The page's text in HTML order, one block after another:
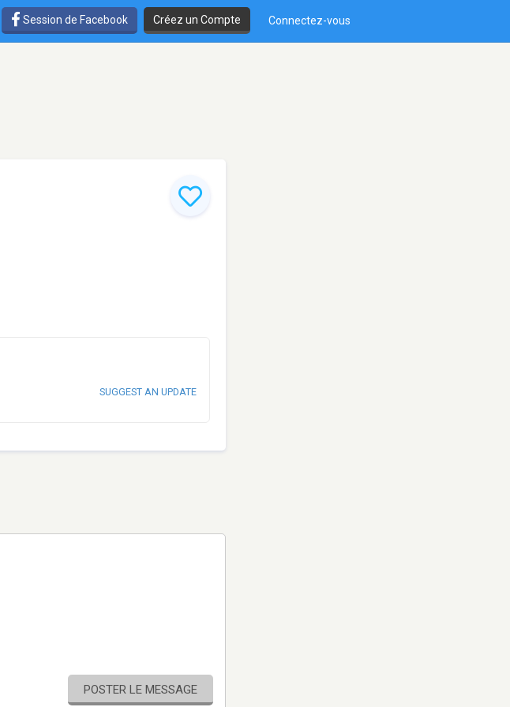
Session de Facebook Créez un Compte Connectez-vous
SUGGEST AN UPDATE
POSTER LE MESSAGE